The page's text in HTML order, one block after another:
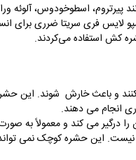
پیرتروم، اسطوخودوس، آلوئه
آن شده و برای افراد بالای 1 سال مناسب می باشد.
کش استفاده می‌‌کردند.
و باعث خارش شوند. این
انجام می دهند.
می کند و معمولاً به صورت
این حشره کوچک نمی تواند